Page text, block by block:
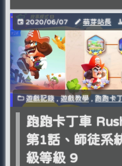
2020/06/07 萌芽站長
遊戲記錄,遊戲教學, 跑跑卡
跑跑卡丁車
第1話、師徒系
級等級 9